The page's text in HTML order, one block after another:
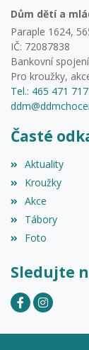
Dům dětí a
Paraple 1624,
IČ: 72087838
Bankovní
Pro kroužky,
Tel.: 465 471 717
Časté
Aktuality
Kroužky
Akce
Tábory
Foto
Sledujte